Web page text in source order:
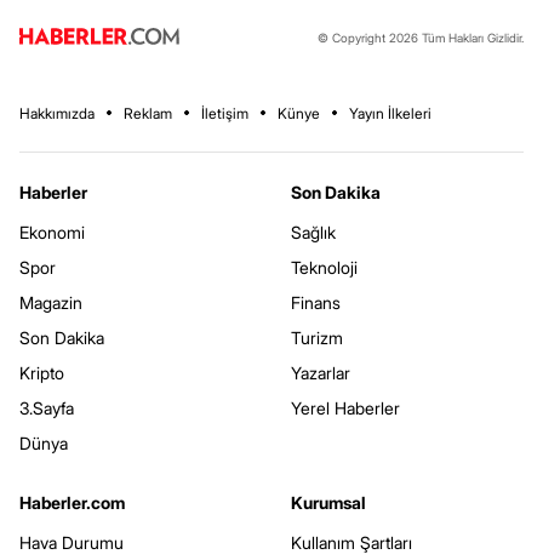
© Copyright 2026 Tüm Hakları Gizlidir.
Hakkımızda Reklam İletişim Künye Yayın İlkeleri
Haberler
Ekonomi
Spor
Magazin
Son Dakika
Kripto
3.Sayfa
Dünya
Son Dakika
Sağlık
Teknoloji
Finans
Turizm
Yazarlar
Yerel Haberler
Haberler.com
Hava Durumu
Kurumsal
Kullanım Şartları